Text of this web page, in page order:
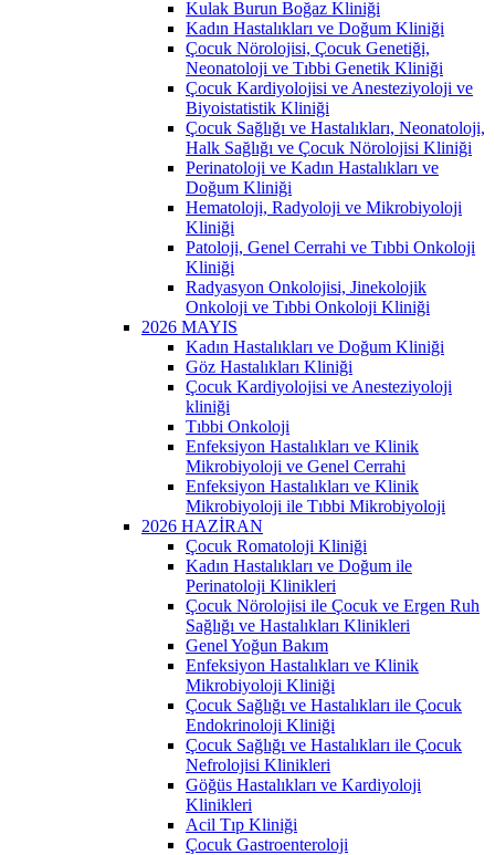
Kulak Burun Boğaz Kliniği
Kadın Hastalıkları ve Doğum Kliniği
Çocuk Nörolojisi, Çocuk Genetiği,
Neonatoloji ve Tıbbi Genetik Kliniği
Çocuk Kardiyolojisi ve Anesteziyoloji ve
Biyoistatistik Kliniği
Çocuk Sağlığı ve Hastalıkları, Neonatoloji,
Halk Sağlığı ve Çocuk Nörolojisi Kliniği
Perinatoloji ve Kadın Hastalıkları ve
Doğum Kliniği
Hematoloji, Radyoloji ve Mikrobiyoloji
Kliniği
Patoloji, Genel Cerrahi ve Tıbbi Onkoloji
Kliniği
Radyasyon Onkolojisi, Jinekolojik
Onkoloji ve Tıbbi Onkoloji Kliniği
2026 MAYIS
Kadın Hastalıkları ve Doğum Kliniği
Göz Hastalıkları Kliniği
Çocuk Kardiyolojisi ve Anesteziyoloji
kliniği
Tıbbi Onkoloji
Enfeksiyon Hastalıkları ve Klinik
Mikrobiyoloji ve Genel Cerrahi
Enfeksiyon Hastalıkları ve Klinik
Mikrobiyoloji ile Tıbbi Mikrobiyoloji
2026 HAZİRAN
Çocuk Romatoloji Kliniği
Kadın Hastalıkları ve Doğum ile
Perinatoloji Klinikleri
Çocuk Nörolojisi ile Çocuk ve Ergen Ruh
Sağlığı ve Hastalıkları Klinikleri
Genel Yoğun Bakım
Enfeksiyon Hastalıkları ve Klinik
Mikrobiyoloji Kliniği
Çocuk Sağlığı ve Hastalıkları ile Çocuk
Endokrinoloji Kliniği
Çocuk Sağlığı ve Hastalıkları ile Çocuk
Nefrolojisi Klinikleri
Göğüs Hastalıkları ve Kardiyoloji
Klinikleri
Acil Tıp Kliniği
Çocuk Gastroenteroloji